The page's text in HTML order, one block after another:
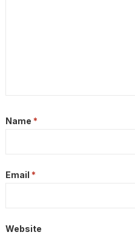
Name *
Email *
Website